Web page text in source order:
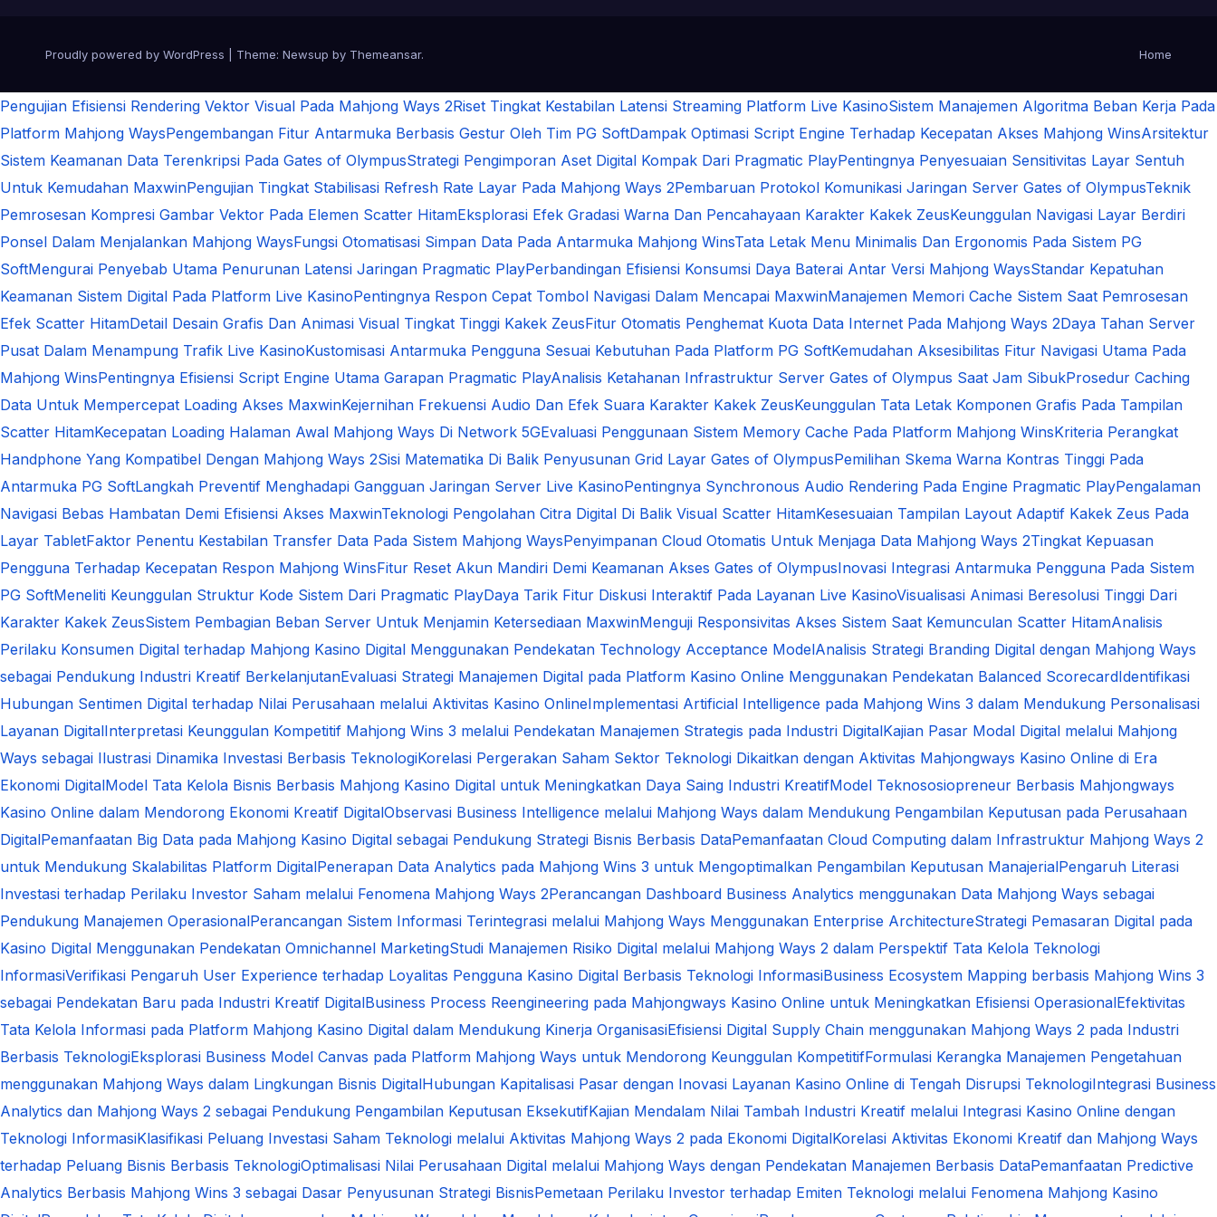
Proudly powered by WordPress Theme: Newsup by Themeansar. Home
Pengujian Efisiensi Rendering Vektor Visual Pada Mahjong Ways 2Riset Tingkat Kestabilan Latensi Streaming Platform Live KasinoSistem Manajemen Algoritma Beban Kerja Pada
Platform Mahjong WaysPengembangan Fitur Antarmuka Berbasis Gestur Oleh Tim PG SoftDampak Optimasi Script Engine Terhadap Kecepatan Akses Mahjong WinsArsitektur
Sistem Keamanan Data Terenkripsi Pada Gates of OlympusStrategi Pengimporan Aset Digital Kompak Dari Pragmatic PlayPentingnya Penyesuaian Sensitivitas Layar Sentuh
Untuk Kemudahan MaxwinPengujian Tingkat Stabilisasi Refresh Rate Layar Pada Mahjong Ways 2Pembaruan Protokol Komunikasi Jaringan Server Gates of OlympusTeknik
Pemrosesan Kompresi Gambar Vektor Pada Elemen Scatter HitamEksplorasi Efek Gradasi Warna Dan Pencahayaan Karakter Kakek ZeusKeunggulan Navigasi Layar Berdiri
Ponsel Dalam Menjalankan Mahjong WaysFungsi Otomatisasi Simpan Data Pada Antarmuka Mahjong WinsTata Letak Menu Minimalis Dan Ergonomis Pada Sistem PG
SoftMengurai Penyebab Utama Penurunan Latensi Jaringan Pragmatic PlayPerbandingan Efisiensi Konsumsi Daya Baterai Antar Versi Mahjong WaysStandar Kepatuhan
Keamanan Sistem Digital Pada Platform Live KasinoPentingnya Respon Cepat Tombol Navigasi Dalam Mencapai MaxwinManajemen Memori Cache Sistem Saat Pemrosesan
Efek Scatter HitamDetail Desain Grafis Dan Animasi Visual Tingkat Tinggi Kakek ZeusFitur Otomatis Penghemat Kuota Data Internet Pada Mahjong Ways 2Daya Tahan Server
Pusat Dalam Menampung Trafik Live KasinoKustomisasi Antarmuka Pengguna Sesuai Kebutuhan Pada Platform PG SoftKemudahan Aksesibilitas Fitur Navigasi Utama Pada
Mahjong WinsPentingnya Efisiensi Script Engine Utama Garapan Pragmatic PlayAnalisis Ketahanan Infrastruktur Server Gates of Olympus Saat Jam SibukProsedur Caching
Data Untuk Mempercepat Loading Akses MaxwinKejernihan Frekuensi Audio Dan Efek Suara Karakter Kakek ZeusKeunggulan Tata Letak Komponen Grafis Pada Tampilan
Scatter HitamKecepatan Loading Halaman Awal Mahjong Ways Di Network 5GEvaluasi Penggunaan Sistem Memory Cache Pada Platform Mahjong WinsKriteria Perangkat
Handphone Yang Kompatibel Dengan Mahjong Ways 2Sisi Matematika Di Balik Penyusunan Grid Layar Gates of OlympusPemilihan Skema Warna Kontras Tinggi Pada
Antarmuka PG SoftLangkah Preventif Menghadapi Gangguan Jaringan Server Live KasinoPentingnya Synchronous Audio Rendering Pada Engine Pragmatic PlayPengalaman
Navigasi Bebas Hambatan Demi Efisiensi Akses MaxwinTeknologi Pengolahan Citra Digital Di Balik Visual Scatter HitamKesesuaian Tampilan Layout Adaptif Kakek Zeus Pada
Layar TabletFaktor Penentu Kestabilan Transfer Data Pada Sistem Mahjong WaysPenyimpanan Cloud Otomatis Untuk Menjaga Data Mahjong Ways 2Tingkat Kepuasan
Pengguna Terhadap Kecepatan Respon Mahjong WinsFitur Reset Akun Mandiri Demi Keamanan Akses Gates of OlympusInovasi Integrasi Antarmuka Pengguna Pada Sistem
PG SoftMeneliti Keunggulan Struktur Kode Sistem Dari Pragmatic PlayDaya Tarik Fitur Diskusi Interaktif Pada Layanan Live KasinoVisualisasi Animasi Beresolusi Tinggi Dari
Karakter Kakek ZeusSistem Pembagian Beban Server Untuk Menjamin Ketersediaan MaxwinMenguji Responsivitas Akses Sistem Saat Kemunculan Scatter HitamAnalisis
Perilaku Konsumen Digital terhadap Mahjong Kasino Digital Menggunakan Pendekatan Technology Acceptance ModelAnalisis Strategi Branding Digital dengan Mahjong Ways
sebagai Pendukung Industri Kreatif BerkelanjutanEvaluasi Strategi Manajemen Digital pada Platform Kasino Online Menggunakan Pendekatan Balanced ScorecardIdentifikasi
Hubungan Sentimen Digital terhadap Nilai Perusahaan melalui Aktivitas Kasino OnlineImplementasi Artificial Intelligence pada Mahjong Wins 3 dalam Mendukung Personalisasi
Layanan DigitalInterpretasi Keunggulan Kompetitif Mahjong Wins 3 melalui Pendekatan Manajemen Strategis pada Industri DigitalKajian Pasar Modal Digital melalui Mahjong
Ways sebagai Ilustrasi Dinamika Investasi Berbasis TeknologiKorelasi Pergerakan Saham Sektor Teknologi Dikaitkan dengan Aktivitas Mahjongways Kasino Online di Era
Ekonomi DigitalModel Tata Kelola Bisnis Berbasis Mahjong Kasino Digital untuk Meningkatkan Daya Saing Industri KreatifModel Teknososiopreneur Berbasis Mahjongways
Kasino Online dalam Mendorong Ekonomi Kreatif DigitalObservasi Business Intelligence melalui Mahjong Ways dalam Mendukung Pengambilan Keputusan pada Perusahaan
DigitalPemanfaatan Big Data pada Mahjong Kasino Digital sebagai Pendukung Strategi Bisnis Berbasis DataPemanfaatan Cloud Computing dalam Infrastruktur Mahjong Ways 2
untuk Mendukung Skalabilitas Platform DigitalPenerapan Data Analytics pada Mahjong Wins 3 untuk Mengoptimalkan Pengambilan Keputusan ManajerialPengaruh Literasi
Investasi terhadap Perilaku Investor Saham melalui Fenomena Mahjong Ways 2Perancangan Dashboard Business Analytics menggunakan Data Mahjong Ways sebagai
Pendukung Manajemen OperasionalPerancangan Sistem Informasi Terintegrasi melalui Mahjong Ways Menggunakan Enterprise ArchitectureStrategi Pemasaran Digital pada
Kasino Digital Menggunakan Pendekatan Omnichannel MarketingStudi Manajemen Risiko Digital melalui Mahjong Ways 2 dalam Perspektif Tata Kelola Teknologi
InformasiVerifikasi Pengaruh User Experience terhadap Loyalitas Pengguna Kasino Digital Berbasis Teknologi InformasiBusiness Ecosystem Mapping berbasis Mahjong Wins 3
sebagai Pendekatan Baru pada Industri Kreatif DigitalBusiness Process Reengineering pada Mahjongways Kasino Online untuk Meningkatkan Efisiensi OperasionalEfektivitas
Tata Kelola Informasi pada Platform Mahjong Kasino Digital dalam Mendukung Kinerja OrganisasiEfisiensi Digital Supply Chain menggunakan Mahjong Ways 2 pada Industri
Berbasis TeknologiEksplorasi Business Model Canvas pada Platform Mahjong Ways untuk Mendorong Keunggulan KompetitifFormulasi Kerangka Manajemen Pengetahuan
menggunakan Mahjong Ways dalam Lingkungan Bisnis DigitalHubungan Kapitalisasi Pasar dengan Inovasi Layanan Kasino Online di Tengah Disrupsi TeknologiIntegrasi Business
Analytics dan Mahjong Ways 2 sebagai Pendukung Pengambilan Keputusan EksekutifKajian Mendalam Nilai Tambah Industri Kreatif melalui Integrasi Kasino Online dengan
Teknologi InformasiKlasifikasi Peluang Investasi Saham Teknologi melalui Aktivitas Mahjong Ways 2 pada Ekonomi DigitalKorelasi Aktivitas Ekonomi Kreatif dan Mahjong Ways
terhadap Peluang Bisnis Berbasis TeknologiOptimalisasi Nilai Perusahaan Digital melalui Mahjong Ways dengan Pendekatan Manajemen Berbasis DataPemanfaatan Predictive
Analytics Berbasis Mahjong Wins 3 sebagai Dasar Penyusunan Strategi BisnisPemetaan Perilaku Investor terhadap Emiten Teknologi melalui Fenomena Mahjong Kasino